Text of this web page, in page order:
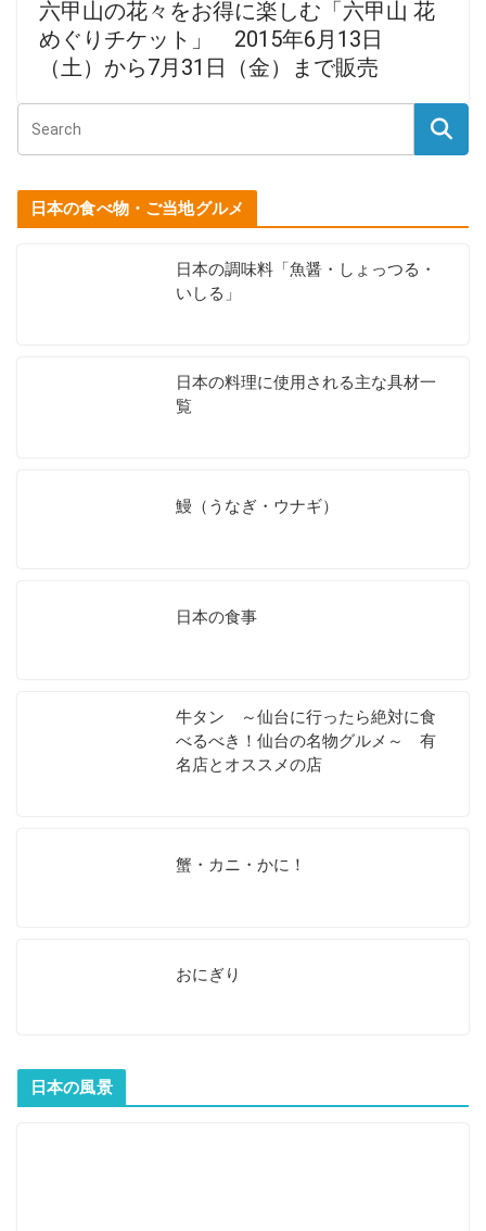
六甲山の花々をお得に楽しむ「六甲山 花
めぐりチケット」 2015年6月13日
（土）から7月31日（金）まで販売
日本の食べ物・ご当地グルメ
日本の調味料「魚醤・しょっつる・
いしる」
日本の料理に使用される主な具材一
覧
鰻（うなぎ・ウナギ）
日本の食事
牛タン ～仙台に行ったら絶対に食
べるべき！仙台の名物グルメ～ 有
名店とオススメの店
蟹・カニ・かに！
おにぎり
日本の風景